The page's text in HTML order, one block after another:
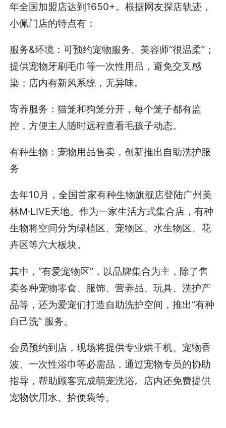
年全国加盟店达到1650+。根据网友探店轨迹，
小佩门店的特点有：
服务&环境：可预约宠物服务、美容师“很温柔”；
提供宠物牙刷毛巾等一次性用品，避免交叉感
染；店内有新风系统，无异味。
寄养服务：猫笼和狗笼分开，每个笼子都有监
控，方便主人随时远程查看毛孩子动态。
有种生物：宠物用品售卖，创新推出自助洗护服
务
去年10月，全国首家有种生物旗舰店登陆广州美
林M·LIVE天地。作为一家生活方式集合店，有种
生物将空间分为绿植区、宠物区、水生物区、花
卉区等六大板块。
其中，“有爱宠物区”，以品牌集合为主，除了售
卖各种宠物零食、服饰、营养品、玩具、洗护产
品等，还为爱宠们打造自助洗护空间，推出“有种
自己洗” 服务。
会员预约到店，现场将提供专业烘干机、宠物香
波、一次性浴巾等必需品，通过宠物专员的协助
指导，帮助顾客完成萌宠洗浴。店内还免费提供
宠物饮用水、拾便袋等。